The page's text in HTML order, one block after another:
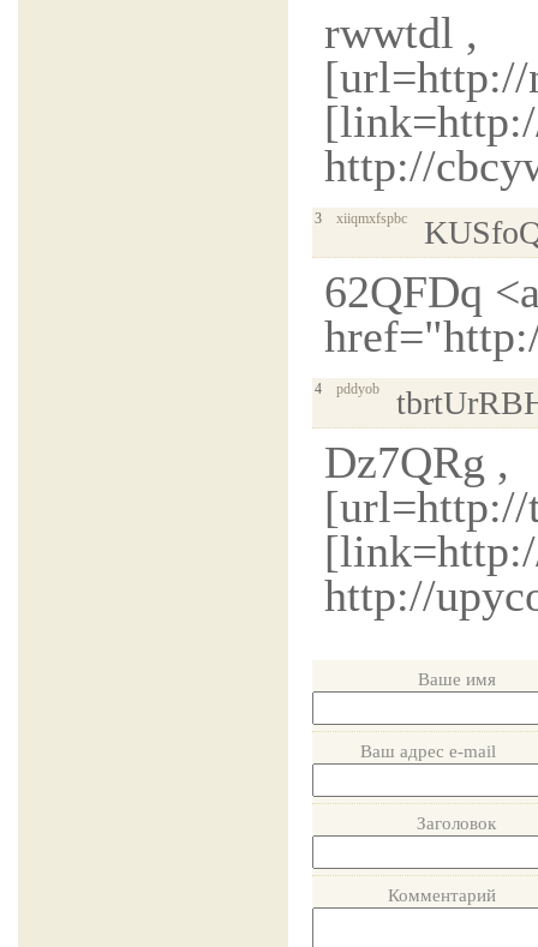
rwwtdl ,
[url=http://
http://
3 xiiqmxfspbc
62QFDq
4 pddyob
Dz7QRg ,
http://
Ваше имя
Ваш адрес e-mail
Заголовок
Комментарий